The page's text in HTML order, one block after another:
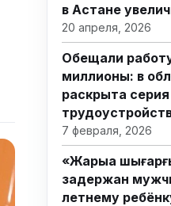
в Астане
20 апреля, 2026
Обещали
миллионы: в
раскрыта
7 февраля, 2026
«Жарыққа
задержан
летнему